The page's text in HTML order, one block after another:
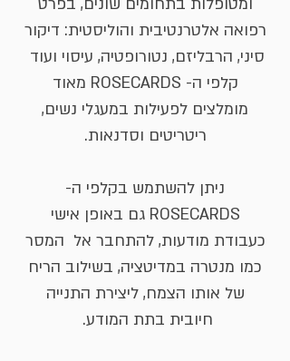
ומטופלות בתחומים שונים, בפרט
רפואה אלטרנטיבית והוליסטית: דיקור
סיני, הרבליזם, נטורופטיה, עיסוי ועוד
קלפי ה- ROSECARDS מאוד
מומלצים לפעילות במעגלי נשים,
ריטריטים וסדנאות.
ניתן להשתמש בקלפי ה-
ROSECARDS גם באופן אישי
כעבודת מודעות, להתחבר אל המסר
כמו מנטרה במדיטציה, בשילוב הריח
של אותו הצמח, ליצירת התנייה
חיובית בתת המודע.